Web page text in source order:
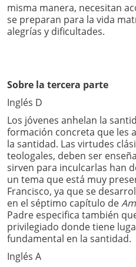
misma manera, necesitan
se preparan para la vida
alegrías y dificultades.
Sobre la tercera parte
Inglés D
Los jóvenes anhelan la
formación concreta que les
la santidad. Las virtudes
teologales, deben ser
sirven para inculcarlas han
un tema que está muy
Francisco, ya que se
en el séptimo capítulo de
Padre especifica también
privilegiado donde tiene
fundamental en la santidad.
Inglés A